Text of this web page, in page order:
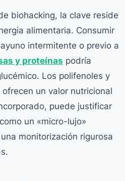
biohacking, la clave reside
alimentaria. Consumir
intermitente o previo a
y proteínas podría
Los polifenoles y
un valor nutricional
puede justificar
un «micro-lujo»
monitorización rigurosa